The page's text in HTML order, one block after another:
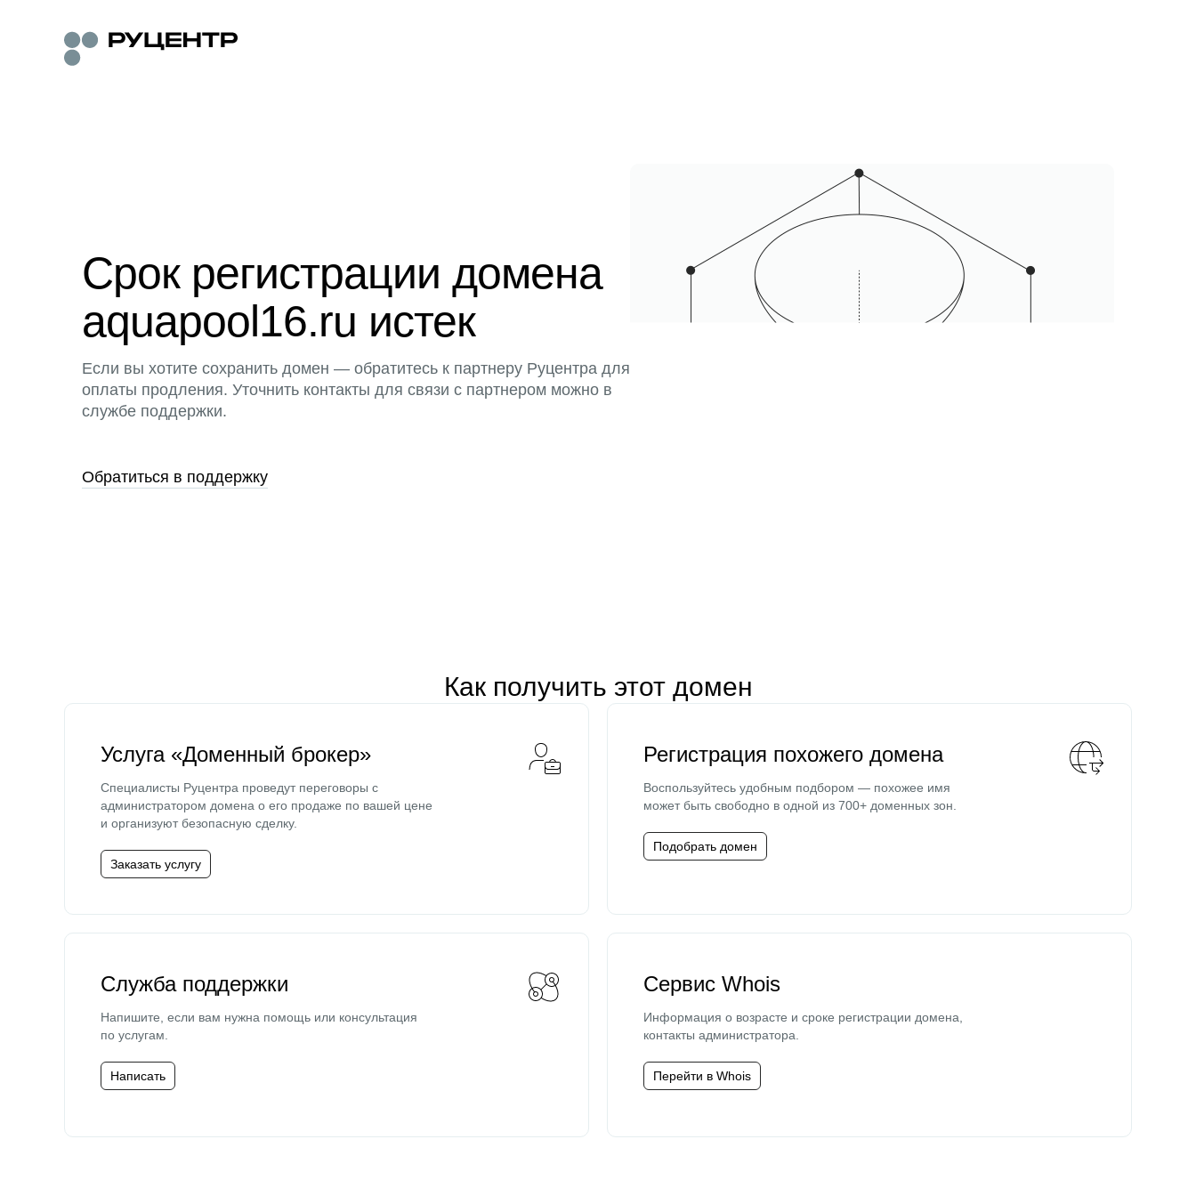
Срок регистрации домена
aquapool16.ru истек
Если вы хотите сохранить домен — обратитесь к партнеру Руцентра для
оплаты продления. Уточнить контакты для связи с партнером можно в
службе поддержки.
Обратиться в поддержку
Как получить этот домен
Услуга «Доменный брокер»
Специалисты Руцентра проведут переговоры с
администратором домена о его продаже по вашей цене
и организуют безопасную сделку.
Заказать услугу
Регистрация похожего домена
Воспользуйтесь удобным подбором — похожее имя
может быть свободно в одной из 700+ доменных зон.
Подобрать домен
Служба поддержки
Напишите, если вам нужна помощь или консультация
по услугам.
Написать
Сервис Whois
Информация о возрасте и сроке регистрации домена,
контакты администратора.
Перейти в Whois